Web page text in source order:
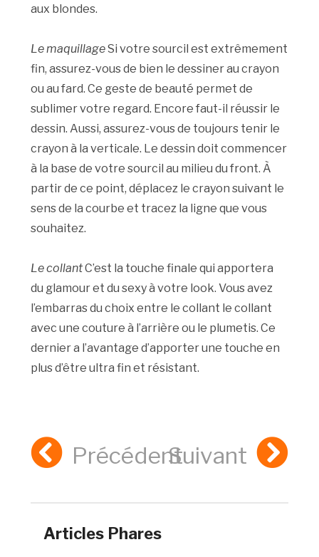
aux blondes.
Le maquillageSi votre sourcil est extrêmement
fin, assurez-vous de bien le dessiner au crayon
ou au fard. Ce geste de beauté permet de
sublimer votre regard. Encore faut-il réussir le
dessin. Aussi, assurez-vous de toujours tenir le
crayon à la verticale. Le dessin doit commencer
à la base de votre sourcil au milieu du front. À
partir de ce point, déplacez le crayon suivant le
sens de la courbe et tracez la ligne que vous
souhaitez.
Le collantC’est la touche finale qui apportera
du glamour et du sexy à votre look. Vous avez
l’embarras du choix entre le collant le collant
avec une couture à l’arrière ou le plumetis. Ce
dernier a l’avantage d’apporter une touche en
plus d’être ultra fin et résistant.
PrécédentSuivant
Articles Phares